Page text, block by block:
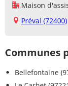
Maison
Préval (72400)
Communes
Bellefontaine